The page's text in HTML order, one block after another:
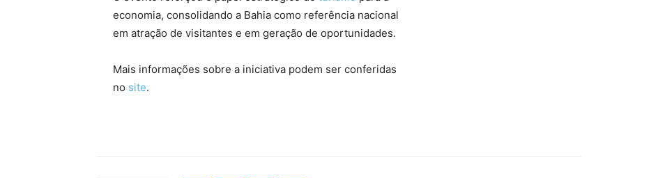
economia, consolidando a Bahia como referência nacional
em atração de visitantes e em geração de oportunidades.
Mais informações sobre a iniciativa podem ser conferidas
no site.